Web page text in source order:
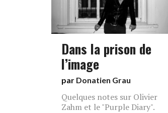
Dans la prison de
l’image
par Donatien Grau
Quelques notes sur Olivier
Zahm et le "Purple Diary".